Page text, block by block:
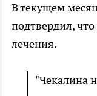
В текущем
подтвердил,
лечения.
"Чекалина